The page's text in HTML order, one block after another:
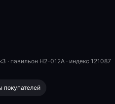
· павильон H2-012A · индекс 121087
покупателей